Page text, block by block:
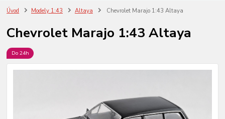
Úvod Modely 1:43 Altaya Chevrolet Marajo 1:43 Altaya
Chevrolet Marajo 1:43 Altaya
Do 24h